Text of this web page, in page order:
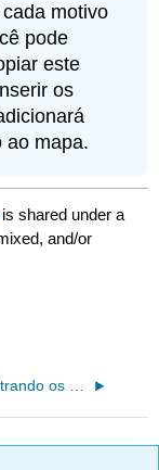
motivo
pode
este
os
ao mapa.
is shared under a
and/or
2.6: Encontrando os contra-argumentos